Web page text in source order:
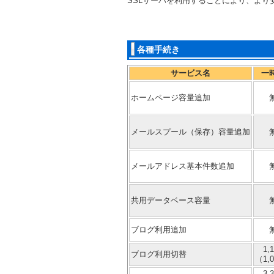
各種手続き
サービス名 一
ホームページ容量追加
メールスプール（保存）容量追加
メールアドレス基本件数追加
共用データベース容量
ブログ利用追加
ブログ利用切替
（